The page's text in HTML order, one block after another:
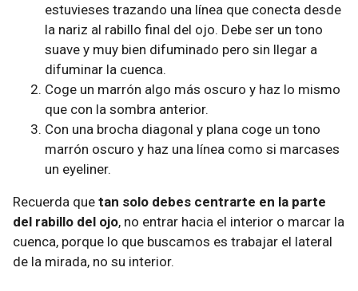
estuvieses trazando una línea que conecta desde
la nariz al rabillo final del ojo. Debe ser un tono
suave y muy bien difuminado pero sin llegar a
difuminar la cuenca.
Coge un marrón algo más oscuro y haz lo mismo
que con la sombra anterior.
Con una brocha diagonal y plana coge un tono
marrón oscuro y haz una línea como si marcases
un eyeliner.
Recuerda que tan solo debes centrarte en la parte
del rabillo del ojo, no entrar hacia el interior o marcar la
cuenca, porque lo que buscamos es trabajar el lateral
de la mirada, no su interior.